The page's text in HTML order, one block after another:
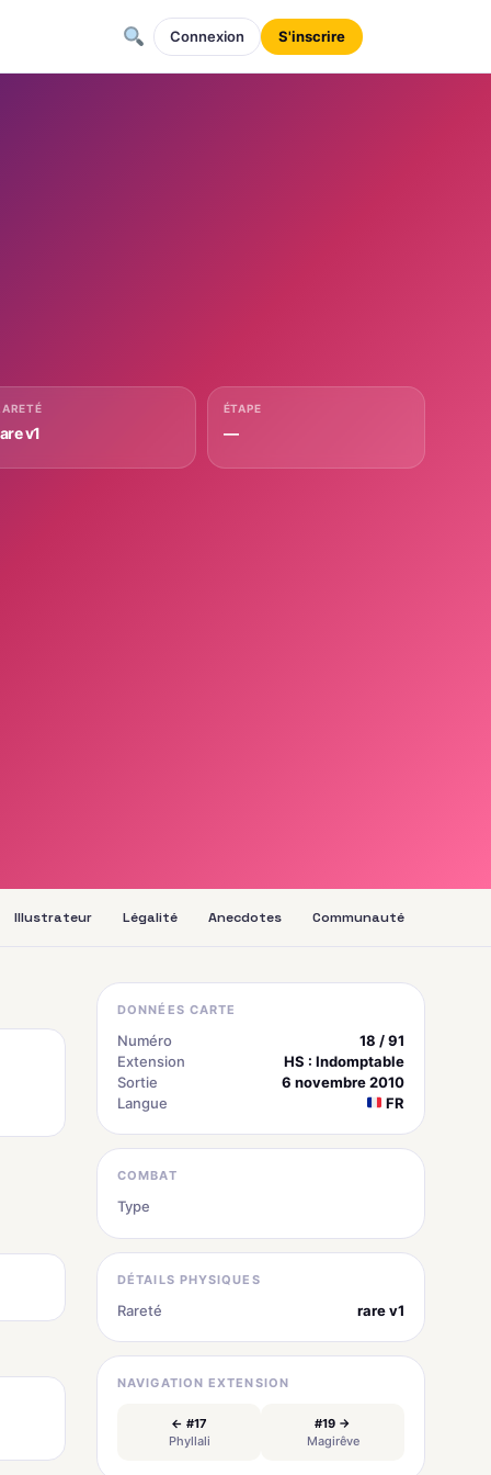
Connexion S'inscrire
v1
ÉTAPE
—
Illustrateur Légalité Anecdotes Communauté
DONNÉES CARTE
Numéro
18 / 91
Extension
HS : Indomptable
Sortie
6 novembre 2010
Langue
FR
COMBAT
Type
DÉTAILS PHYSIQUES
Rareté rare v1
NAVIGATION EXTENSION
← #17
Phyllali
#19 →
Magirêve